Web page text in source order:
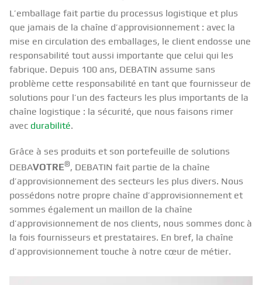
L’emballage fait partie du processus logistique et plus
que jamais de la chaîne d’approvisionnement : avec la
mise en circulation des emballages, le client endosse une
responsabilité tout aussi importante que celui qui les
fabrique. Depuis 100 ans, DEBATIN assume sans
problème cette responsabilité en tant que fournisseur de
solutions pour l’un des facteurs les plus importants de la
chaîne logistique : la sécurité, que nous faisons rimer
avec durabilité.
Grâce à ses produits et son portefeuille de solutions
DEBAVOTRE®, DEBATIN fait partie de la chaîne
d’approvisionnement des secteurs les plus divers. Nous
possédons notre propre chaîne d’approvisionnement et
sommes également un maillon de la chaîne
d’approvisionnement de nos clients, nous sommes donc à
la fois fournisseurs et prestataires. En bref, la chaîne
d’approvisionnement touche à notre cœur de métier.